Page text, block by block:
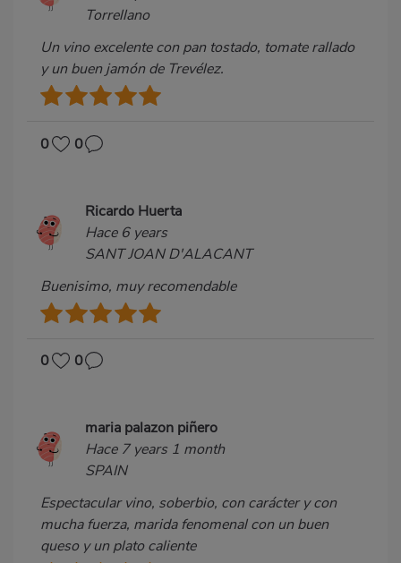
Torrellano
Un vino excelente con pan tostado, tomate rallado
y un buen jamón de Trevélez.
0 0
Ricardo Huerta
Hace 6 years
SANT JOAN D'ALACANT
Buenisimo, muy recomendable
0 0
maria palazon piñero
Hace 7 years 1 month
SPAIN
Espectacular vino, soberbio, con carácter y con
mucha fuerza, marida fenomenal con un buen
queso y un plato caliente